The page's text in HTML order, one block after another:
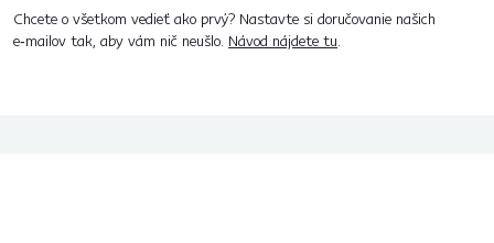
Chcete o všetkom vedieť ako prvý? Nastavte si doručovanie našich
e‑mailov tak, aby vám nič neušlo. Návod nájdete tu.